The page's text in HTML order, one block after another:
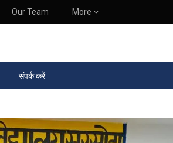
Our Team More
संपर्क करें